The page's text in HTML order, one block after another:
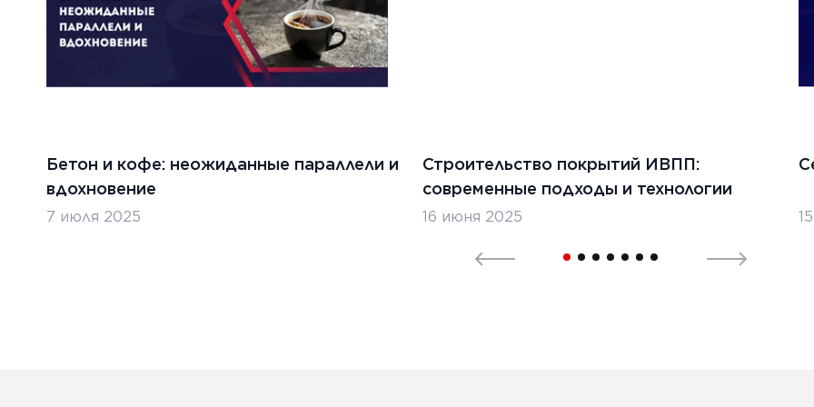
ЧИТАТЬ
Бетон и кофе: неожиданные параллели и
вдохновение
7 июля 2025
Строительство покрытий ИВПП:
современные подходы и технологии
16 июня 2025